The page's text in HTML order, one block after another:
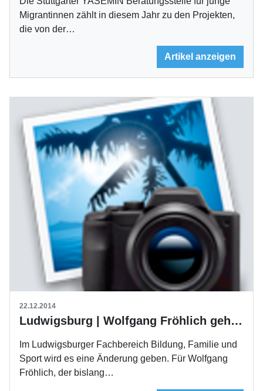
Migrantinnen zählt in diesem Jahr zu den Projekten,
die von der…
Artikel anzeigen
22.12.2014
Ludwigsburg | Wolfgang Fröhlich geht, Raphael Dahler wird kommen
Im Ludwigsburger Fachbereich Bildung, Familie und
Sport wird es eine Änderung geben. Für Wolfgang
Fröhlich, der bislang…